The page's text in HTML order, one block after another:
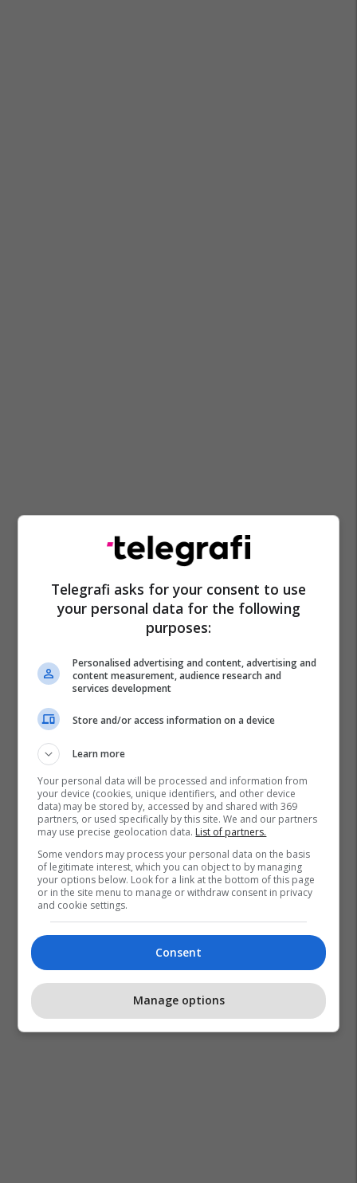
Ushtrime Dobësimi Stërvitje
Telegrafi asks for your consent to use
your personal data for the following
purposes:
Personalised advertising and content, advertising and
content measurement, audience research and
services development
Store and/or access information on a device
Learn more
Your personal data will be processed and information from
your device (cookies, unique identifiers, and other device
data) may be stored by, accessed by and shared with 369
partners, or used specifically by this site. We and our partners
may use precise geolocation data. List of partners.
Some vendors may process your personal data on the basis
of legitimate interest, which you can object to by managing
your options below. Look for a link at the bottom of this page
or in the site menu to manage or withdraw consent in privacy
and cookie settings.
Consent
Manage options